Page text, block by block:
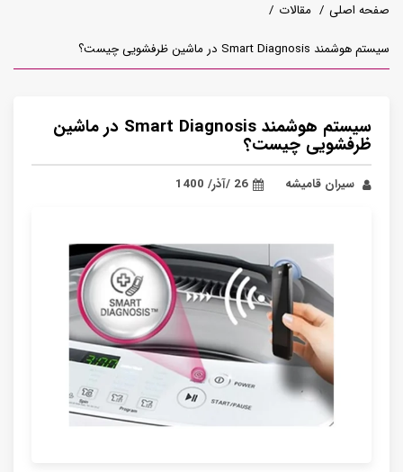
صفحه اصلی مقالات
سیستم هوشمند Smart Diagnosis در ماشین ظرفشویی چیست؟
سیستم هوشمند Smart Diagnosis در ماشین
ظرفشویی چیست؟
سیران قامیشه 26 /آذر/ 1400